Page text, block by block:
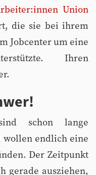
Union
die sie bei ihrem
Jobcenter um eine
Ihren
schon lange
endlich eine
Der Zeitpunkt
gerade ausziehen,